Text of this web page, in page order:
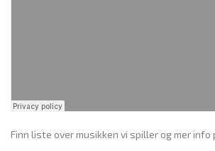
Finn liste over musikken vi spiller og mer info